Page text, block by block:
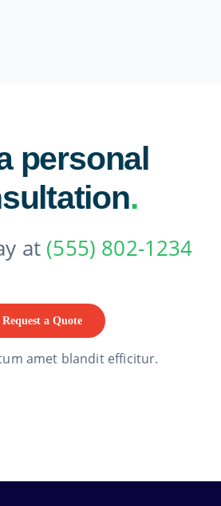
personal
.
at (555) 802-1234
Request a Quote
amet blandit efficitur.